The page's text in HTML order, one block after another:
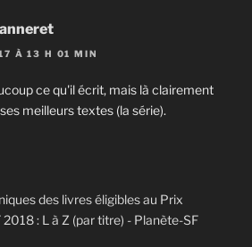
À 13 H 01 MIN
ce qu'il écrit, mais là clairement
meilleurs textes (la série).
des livres éligibles au Prix
: L à Z (par titre) - Planète-SF